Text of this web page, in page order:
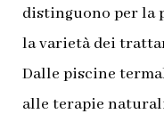
distinguono per la
la varietà dei
Dalle piscine
alle terapie